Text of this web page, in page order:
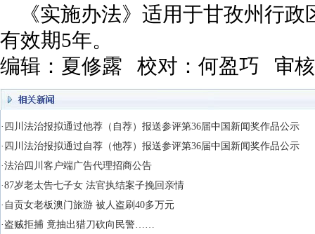
《实施办法》适用于甘孜州行
有效期5年。
编辑：夏修露 校对：何盈巧 审
·四川法治报拟通过他荐（自荐）报送参评第36届中国新闻奖作品公示
·四川法治报拟通过自荐（他荐）报送参评第36届中国新闻奖作品公示
·法治四川客户端广告代理招商公告
·87岁老太告七子女 法官执结案子挽回亲情
·自贡女老板澳门旅游 被人盗刷40多万元
·盗贼拒捕 竟抽出猎刀砍向民警……